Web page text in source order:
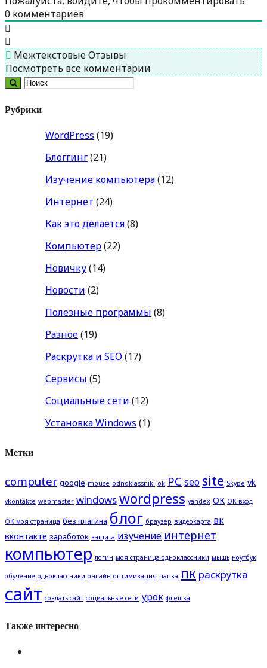
0 комментариев
Межтекстовые Отзывы
Посмотреть все комментарии
Рубрики
WordPress (19)
Блоггинг(21)
Изучение компьютера(12)
Интернет (24)
Как это делается(8)
Компьютер(22)
Новичку(14)
Новости (2)
Полезные программы (8)
Разное(19)
Раскрутка и SEO (17)
Сервисы (5)
Социальные сети (12)
Установка Windows (1)
Метки
computer google mouse odnoklassniki ok PC seo site Skype vk
vkontakte webmaster windowswordpress yandex ОК ОК вход
ОК моя страница без плагина блог браузер видеокарта вк
вконтакте заработок защита изучение интернет
компьютер логин моя страница одноклассники мышь ноутбук
обучение одноклассники онлайн оптимизация папка пк раскрутка
сайт создать сайт социальные сети урок флешка
Также интересно